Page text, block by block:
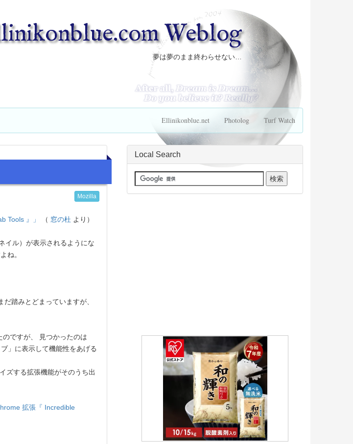
Weblog
夢は夢のまま終わらせない…
Ellinikonblue.net Photolog Turf Watch
Mozilla
Tools 』」 （ 窓の杜 より）
イル）が表示されるようにな
ね。
踏みとどまっていますが、
ですが、 見つかったのは
」に表示して機能性をあげる
ズする拡張機能がそのうち出
拡張『 Incredible
Local Search